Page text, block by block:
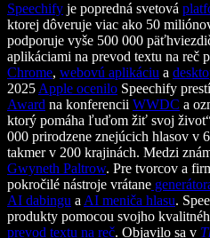
Speechify je popredná svetová
ktorej dôveruje viac ako 50
podporuje vyše 500 000
aplikáciami na prevod textu na reč
Chrome, webovú aplikáciu a
2025 Apple ocenilo Speechify
Award na konferencii WWDC a
ktorý pomáha ľuďom žiť svoj
000 prirodzene znejúcich hlasov v
takmer v 200 krajinách. Medzi
Gwyneth Paltrow. Pre tvorcov a
pokročilé nástroje vrátane
AI dabingu a AI meniča hlasu.
produkty pomocou svojho
prevod textu na reč. Objavilo sa v